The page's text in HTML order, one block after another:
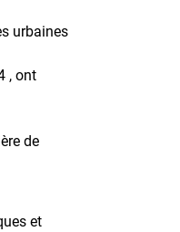
urbaines
, ont
de
et